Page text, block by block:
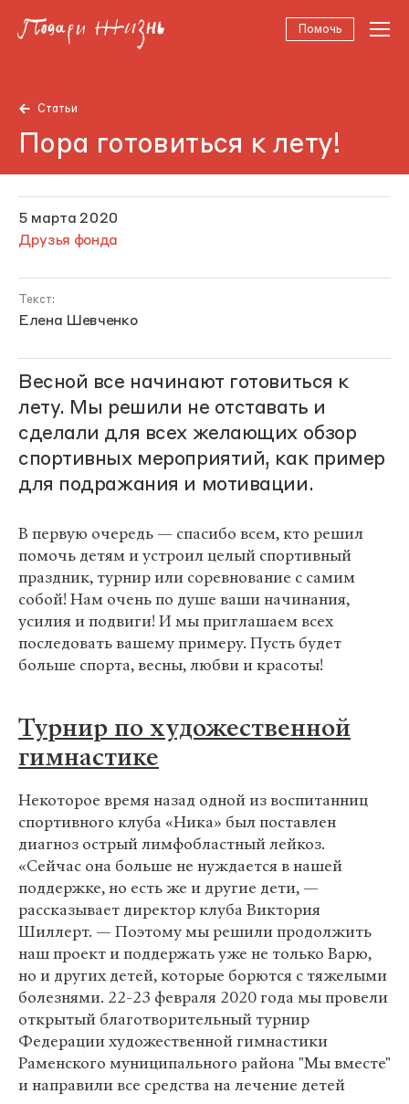
Помочь
Статьи
Пора готовиться к лету!
5 марта 2020
Друзья фонда
Текст:
Елена Шевченко
Весной все начинают готовиться к
лету. Мы решили не отставать и
сделали для всех желающих обзор
спортивных мероприятий, как пример
для подражания и мотивации.
В первую очередь — спасибо всем, кто решил
помочь детям и устроил целый спортивный
праздник, турнир или соревнование с самим
собой! Нам очень по душе ваши начинания,
усилия и подвиги! И мы приглашаем всех
последовать вашему примеру. Пусть будет
больше спорта, весны, любви и красоты!
Турнир по художественной
гимнастике
Некоторое время назад одной из воспитанниц
спортивного клуба «Ника» был поставлен
диагноз острый лимфобластный лейкоз.
«Сейчас она больше не нуждается в нашей
поддержке, но есть же и другие дети, —
рассказывает директор клуба Виктория
Шиллерт. — Поэтому мы решили продолжить
наш проект и поддержать уже не только Варю,
но и других детей, которые борются с тяжелыми
болезнями. 22-23 февраля 2020 года мы провели
открытый благотворительный турнир
Федерации художественной гимнастики
Раменского муниципального района "Мы вместе"
и направили все средства на лечение детей